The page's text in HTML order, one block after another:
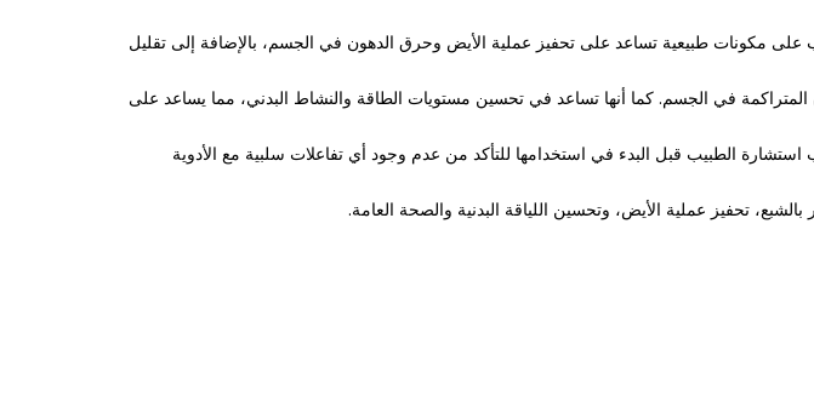
مكونات طبيعية تساعد على تحفيز عملية الأيض وحرق الدهون في الجسم، بالإضافة إلى تقليل
في الجسم. كما أنها تساعد في تحسين مستويات الطاقة والنشاط البدني، مما يساعد على
الطبيب قبل البدء في استخدامها للتأكد من عدم وجود أي تفاعلات سلبية مع الأدوية
تحفيز عملية الأيض، وتحسين اللياقة البدنية والصحة العامة.